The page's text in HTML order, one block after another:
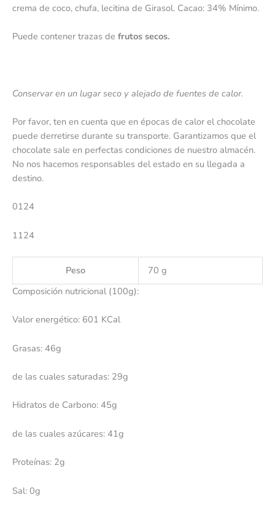
crema de coco, chufa, lecitina de Girasol. Cacao: 34% Mínimo.
Puede contener trazas de frutos secos.
Conservar en un lugar seco y alejado de fuentes de calor.
Por favor, ten en cuenta que en épocas de calor el chocolate
puede derretirse durante su transporte. Garantizamos que el
chocolate sale en perfectas condiciones de nuestro almacén.
No nos hacemos responsables del estado en su llegada a
destino.
0124
1124
Peso
70 g
Composición nutricional (100g):
Valor energético: 601 KCal
Grasas: 46g
de las cuales saturadas: 29g
Hidratos de Carbono: 45g
de las cuales azúcares: 41g
Proteínas: 2g
Sal: 0g